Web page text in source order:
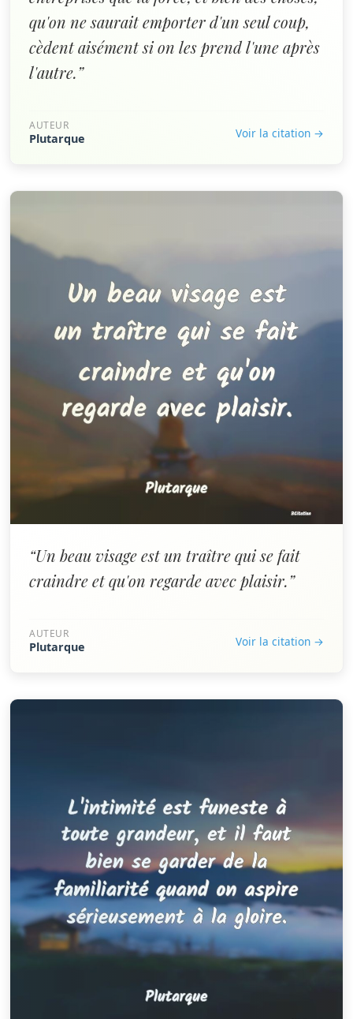
qu'on ne saurait emporter d'un seul coup,
cèdent aisément si on les prend l'une après
l'autre.”
AUTEUR
Plutarque Voir la citation →
“Un beau visage est un traître qui se fait
craindre et qu'on regarde avec plaisir.”
AUTEUR
Plutarque Voir la citation →